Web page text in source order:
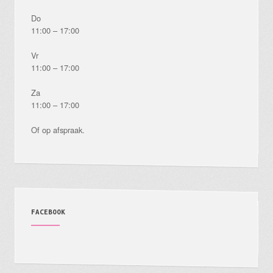
Do
11:00 – 17:00
Vr
11:00 – 17:00
Za
11:00 – 17:00
Of op afspraak.
FACEBOOK